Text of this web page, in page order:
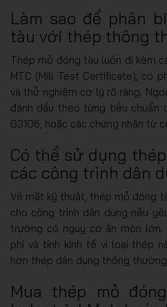
Làm sao để phân
tàu với thép thông
Thép mỏ đóng tàu luôn đi kèm
MTC (Mill Test Certificate), có
và thử nghiệm cơ lý rõ ràng.
đánh dấu theo từng tiêu chuẩn
G3106, hoặc các chứng nhận từ
Có thể sử dụng
các công trình dân
Về mặt kỹ thuật, thép mỏ đóng
cho công trình dân dụng nếu
trường có nguy cơ ăn mòn lớn.
phí và tính kinh tế vì loại thép
hơn thép dân dụng thông
Mua thép mỏ